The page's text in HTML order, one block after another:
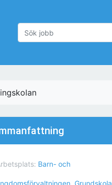
Barn- och